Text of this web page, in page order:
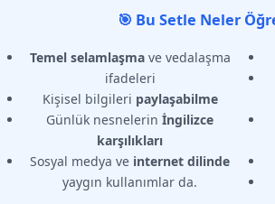
🎯 Bu Setle Neler
Temel selamlaşmave vedalaşma
ifadeleri
Kişisel bilgileri paylaşabilme
Günlük nesnelerin İngilizce
karşılıkları
Sosyal medya ve internet dilinde
yaygın kullanımlar da.